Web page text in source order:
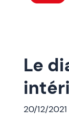
Le
20/12/2021